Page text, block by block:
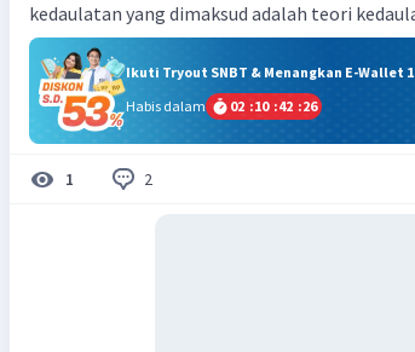
kedaulatan yang dimaksud adalah teori
Ikuti Tryout SNBT & Menangkan E-Wallet
Habis dalam
02 :10 :42 :25
1 2